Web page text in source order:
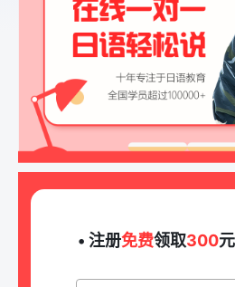
• 注册免费领取300